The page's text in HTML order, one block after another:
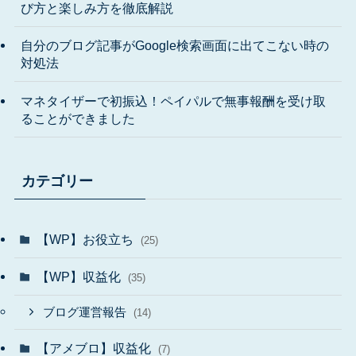
び方と楽しみ方を徹底解説
自分のブログ記事がGoogle検索画面に出てこない時の
対処法
マネタイザーで初振込！ペイパルで無事報酬を受け取
ることができました
カテゴリー
【WP】お役立ち (25)
【WP】収益化 (35)
ブログ運営報告 (14)
【アメブロ】収益化 (7)